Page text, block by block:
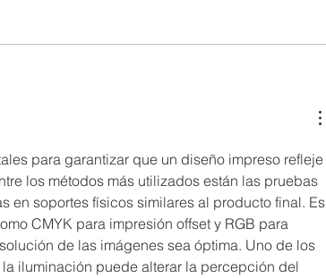
para garantizar que un diseño impreso refleje
los métodos más utilizados están las pruebas
en soportes físicos similares al producto final. Es
CMYK para impresión offset y RGB para
de las imágenes sea óptima. Uno de los
iluminación puede alterar la percepción del